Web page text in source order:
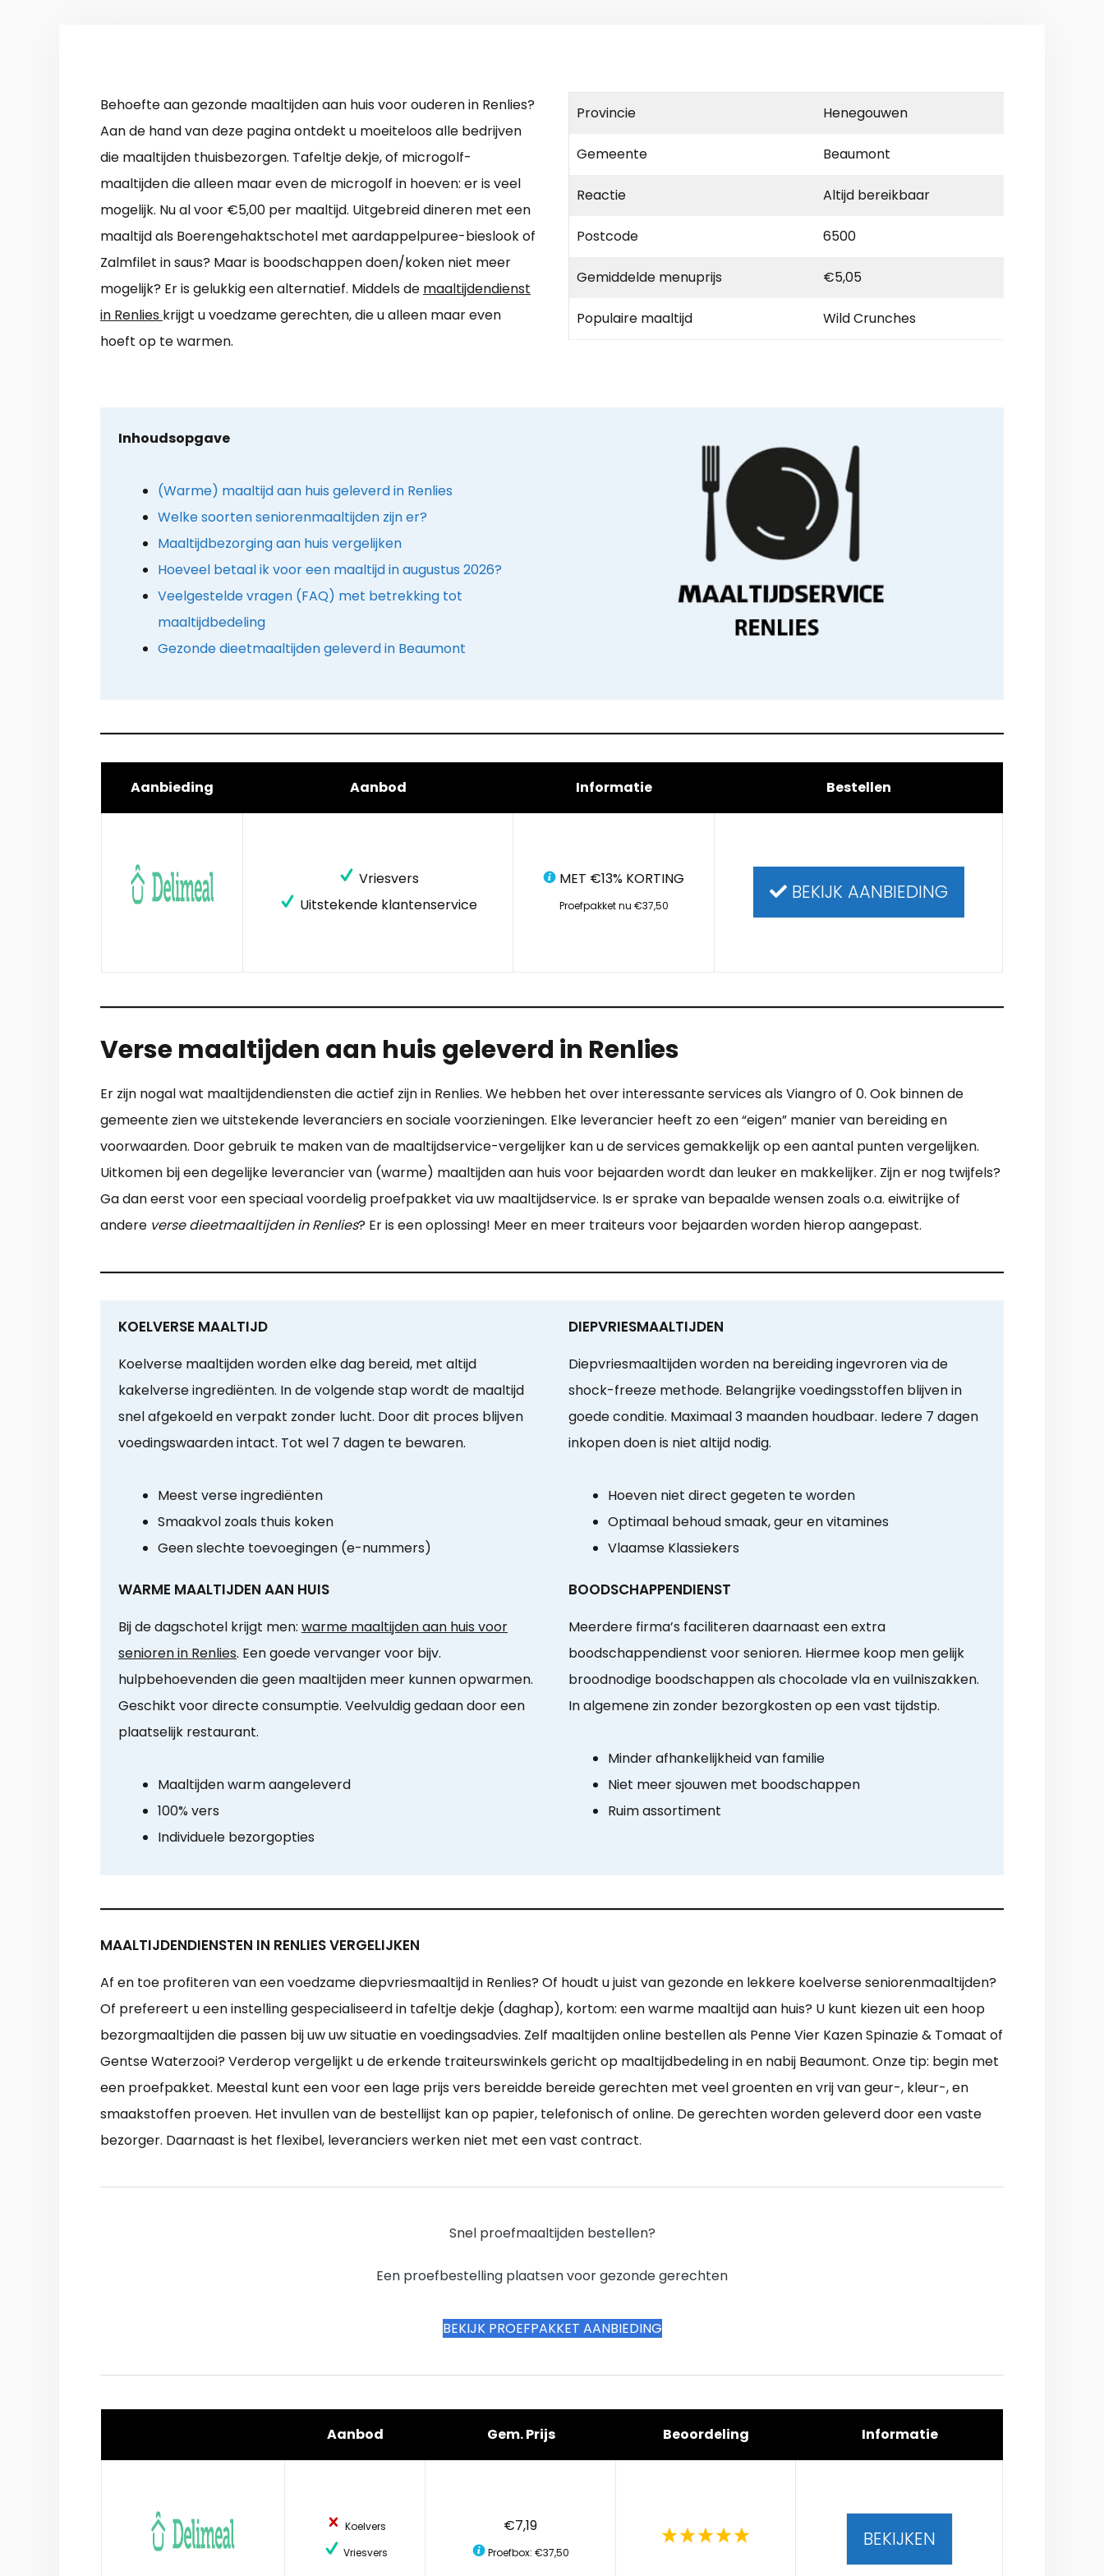
Behoefte aan gezonde maaltijden aan huis voor ouderen in Renlies?
Aan de hand van deze pagina ontdekt u moeiteloos alle bedrijven
die maaltijden thuisbezorgen. Tafeltje dekje, of microgolf-
maaltijden die alleen maar even de microgolf in hoeven: er is veel
mogelijk. Nu al voor €5,00 per maaltijd. Uitgebreid dineren met een
maaltijd als Boerengehaktschotel met aardappelpuree-bieslook of
Zalmfilet in saus? Maar is boodschappen doen/koken niet meer
mogelijk? Er is gelukkig een alternatief. Middels de maaltijdendienst
in Renlies krijgt u voedzame gerechten, die u alleen maar even
hoeft op te warmen.
Provincie Henegouwen
Gemeente Beaumont
Reactie Altijd bereikbaar
Postcode 6500
Gemiddelde menuprijs €5,05
Populaire maaltijd Wild Crunches
Inhoudsopgave
(Warme) maaltijd aan huis geleverd in Renlies
Welke soorten seniorenmaaltijden zijn er?
Maaltijdbezorging aan huis vergelijken
Hoeveel betaal ik voor een maaltijd in augustus 2026?
Veelgestelde vragen (FAQ) met betrekking tot
maaltijdbedeling
Gezonde dieetmaaltijden geleverd in Beaumont
Aanbieding Aanbod Informatie Bestellen
Vriesvers
Uitstekende klantenservice
MET €13% KORTING
Proefpakket nu €37,50
BEKIJK AANBIEDING
Verse maaltijden aan huis geleverd in Renlies
Er zijn nogal wat maaltijdendiensten die actief zijn in Renlies. We hebben het over interessante services als Viangro of 0. Ook binnen de
gemeente zien we uitstekende leveranciers en sociale voorzieningen. Elke leverancier heeft zo een “eigen” manier van bereiding en
voorwaarden. Door gebruik te maken van de maaltijdservice-vergelijker kan u de services gemakkelijk op een aantal punten vergelijken.
Uitkomen bij een degelijke leverancier van (warme) maaltijden aan huis voor bejaarden wordt dan leuker en makkelijker. Zijn er nog twijfels?
Ga dan eerst voor een speciaal voordelig proefpakket via uw maaltijdservice. Is er sprake van bepaalde wensen zoals o.a. eiwitrijke of
andere verse dieetmaaltijden in Renlies? Er is een oplossing! Meer en meer traiteurs voor bejaarden worden hierop aangepast.
KOELVERSE MAALTIJD
Koelverse maaltijden worden elke dag bereid, met altijd
kakelverse ingrediënten. In de volgende stap wordt de maaltijd
snel afgekoeld en verpakt zonder lucht. Door dit proces blijven
voedingswaarden intact. Tot wel 7 dagen te bewaren.
Meest verse ingrediënten
Smaakvol zoals thuis koken
Geen slechte toevoegingen (e-nummers)
DIEPVRIESMAALTIJDEN
Diepvriesmaaltijden worden na bereiding ingevroren via de
shock-freeze methode. Belangrijke voedingsstoffen blijven in
goede conditie. Maximaal 3 maanden houdbaar. Iedere 7 dagen
inkopen doen is niet altijd nodig.
Hoeven niet direct gegeten te worden
Optimaal behoud smaak, geur en vitamines
Vlaamse Klassiekers
WARME MAALTIJDEN AAN HUIS
Bij de dagschotel krijgt men: warme maaltijden aan huis voor
senioren in Renlies. Een goede vervanger voor bijv.
hulpbehoevenden die geen maaltijden meer kunnen opwarmen.
Geschikt voor directe consumptie. Veelvuldig gedaan door een
plaatselijk restaurant.
Maaltijden warm aangeleverd
100% vers
Individuele bezorgopties
BOODSCHAPPENDIENST
Meerdere firma’s faciliteren daarnaast een extra
boodschappendienst voor senioren. Hiermee koop men gelijk
broodnodige boodschappen als chocolade vla en vuilniszakken.
In algemene zin zonder bezorgkosten op een vast tijdstip.
Minder afhankelijkheid van familie
Niet meer sjouwen met boodschappen
Ruim assortiment
MAALTIJDENDIENSTEN IN RENLIES VERGELIJKEN
Af en toe profiteren van een voedzame diepvriesmaaltijd in Renlies? Of houdt u juist van gezonde en lekkere koelverse seniorenmaaltijden?
Of prefereert u een instelling gespecialiseerd in tafeltje dekje (daghap), kortom: een warme maaltijd aan huis? U kunt kiezen uit een hoop
bezorgmaaltijden die passen bij uw uw situatie en voedingsadvies. Zelf maaltijden online bestellen als Penne Vier Kazen Spinazie & Tomaat of
Gentse Waterzooi? Verderop vergelijkt u de erkende traiteurswinkels gericht op maaltijdbedeling in en nabij Beaumont. Onze tip: begin met
een proefpakket. Meestal kunt een voor een lage prijs vers bereidde bereide gerechten met veel groenten en vrij van geur-, kleur-, en
smaakstoffen proeven. Het invullen van de bestellijst kan op papier, telefonisch of online. De gerechten worden geleverd door een vaste
bezorger. Daarnaast is het flexibel, leveranciers werken niet met een vast contract.
Snel proefmaaltijden bestellen?
Een proefbestelling plaatsen voor gezonde gerechten
BEKIJK PROEFPAKKET AANBIEDING
Aanbod Gem. Prijs Beoordeling Informatie
Koelvers
Vriesvers
€7,19
Proefbox: €37,50
BEKIJKEN